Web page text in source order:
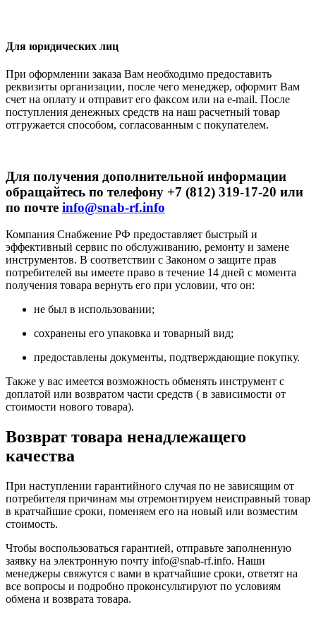
Для юридических лиц
При оформлении заказа Вам необходимо предоставить
реквизиты организации, после чего менеджер, оформит Вам
счет на оплату и отправит его факсом или на e-mail. После
поступления денежных средств на наш расчетный товар
отгружается способом, согласованным с покупателем.
Для получения дополнительной информации
обращайтесь по телефону +7 (812) 319-17-20 или
по почте info@snab-rf.info
Компания Снабжение РФ предоставляет быстрый и
эффективный сервис по обслуживанию, ремонту и замене
инструментов. В соответствии с Законом о защите прав
потребителей вы имеете право в течение 14 дней с момента
получения товара вернуть его при условии, что он:
не был в использовании;
сохранены его упаковка и товарный вид;
предоставлены документы, подтверждающие покупку.
Также у вас имеется возможность обменять инструмент с
доплатой или возвратом части средств ( в зависимости от
стоимости нового товара).
Возврат товара ненадлежащего
качества
При наступлении гарантийного случая по не зависящим от
потребителя причинам мы отремонтируем неисправный товар
в кратчайшие сроки, поменяем его на новый или возместим
стоимость.
Чтобы воспользоваться гарантией, отправьте заполненную
заявку на электронную почту info@snab-rf.info. Наши
менеджеры свяжутся с вами в кратчайшие сроки, ответят на
все вопросы и подробно проконсультируют по условиям
обмена и возврата товара.